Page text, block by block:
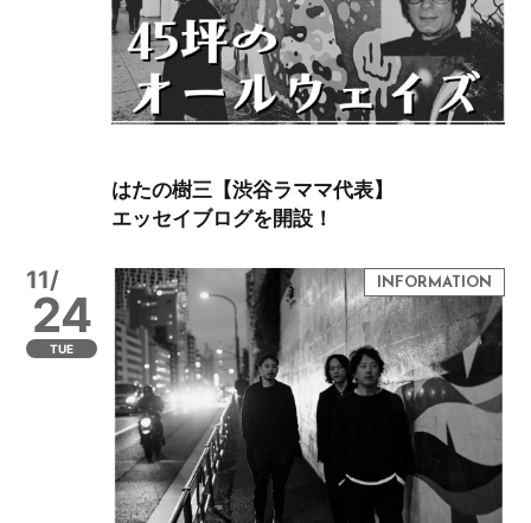
はたの樹三【渋谷ラママ代表】
エッセイブログを開設！
11/
24
TUE